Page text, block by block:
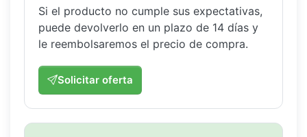
Si el producto no cumple sus expectativas,
puede devolverlo en un plazo de 14 días y
le reembolsaremos el precio de compra.
Solicitar oferta